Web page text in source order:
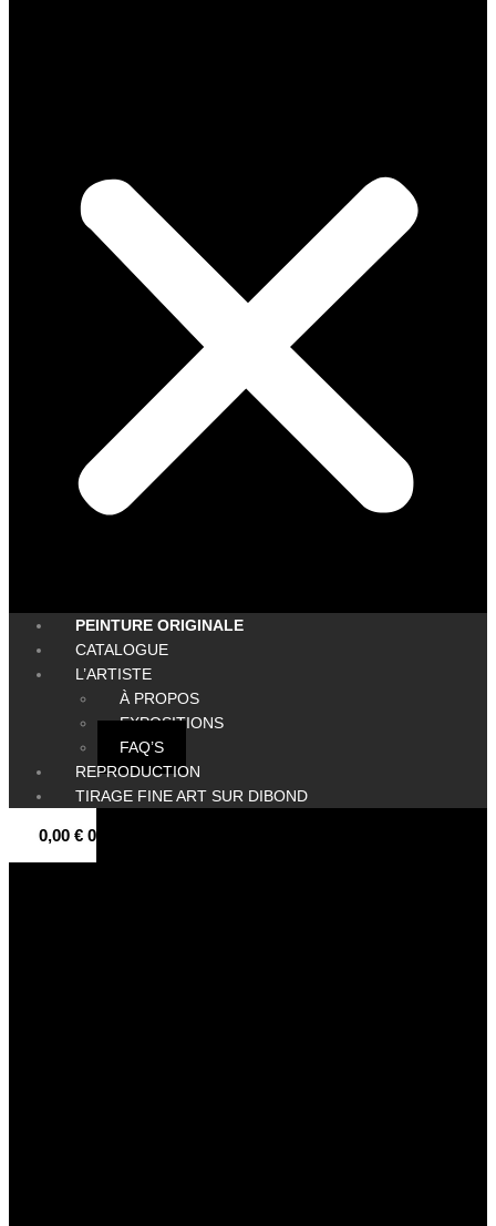
PEINTURE ORIGINALE
CATALOGUE
L’ARTISTE
À PROPOS
EXPOSITIONS
FAQ’S
REPRODUCTION
TIRAGE FINE ART SUR DIBOND
0,00 € 0